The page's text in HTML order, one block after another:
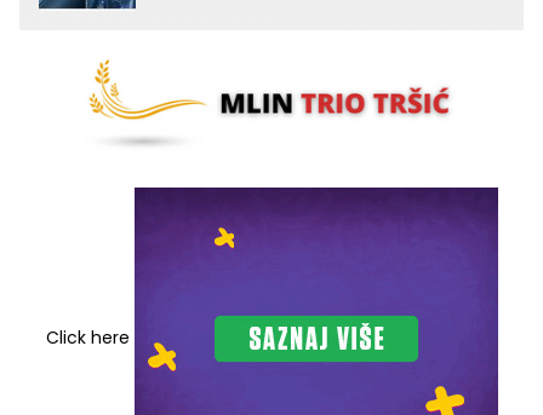
Click here